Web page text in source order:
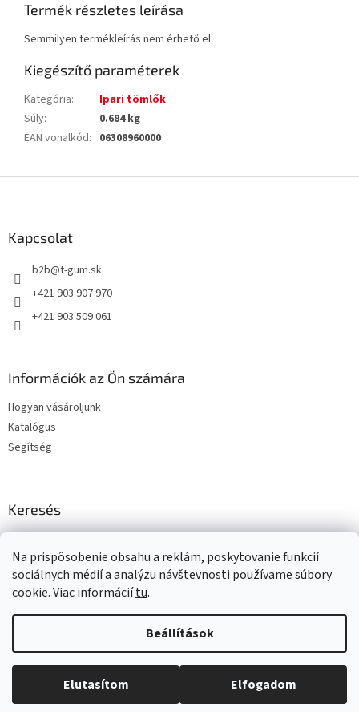
Na prispôsobenie obsahu a reklám, poskytovanie funkcií
sociálnych médií a analýzu návštevnosti používame súbory
cookie. Viac informáciítu.
Beállítások
Elutasítom Elfogadom
Termék részletes leírása
Semmilyen termékleírás nem érhető el
Kiegészítő paraméterek
Kategória:
Ipari tömlők
Súly:
0.684 kg
EAN vonalkód: 06308960000
Kapcsolat
b2b@t-gum.sk
+421 903 907 970
+421 903 509 061
Információk az Ön számára
Hogyan vásároljunk
Katalógus
Segítség
Keresés
KERESÉS
Copyright 2026www.t-gum.sk. Minden jog fenntartva.Süti
beállítások szerkesztése